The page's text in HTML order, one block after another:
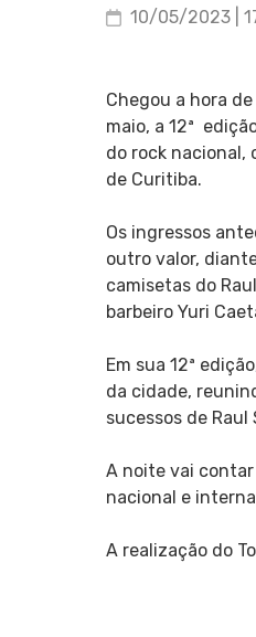
10/05/2023 |
Chegou a hora
maio, a 12ª
do rock nacional,
de Curitiba.
Os ingressos
outro valor,
camisetas do
barbeiro Yuri
Em sua 12ª
da cidade,
sucessos de
A noite vai
nacional e
A realização do